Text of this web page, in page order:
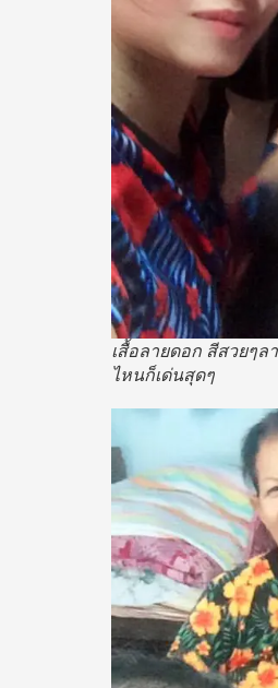
เสื้อลายดอก สีสวยๆล
ไหนก็เด่นสุดๆ